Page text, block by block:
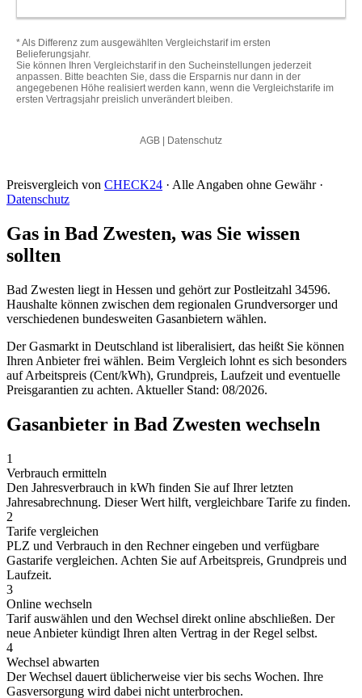
Preisvergleich von CHECK24 · Alle Angaben ohne Gewähr ·
Datenschutz
Gas in Bad Zwesten, was Sie wissen
sollten
Bad Zwesten liegt in Hessen und gehört zur Postleitzahl 34596.
Haushalte können zwischen dem regionalen Grundversorger und
verschiedenen bundesweiten Gasanbietern wählen.
Der Gasmarkt in Deutschland ist liberalisiert, das heißt Sie können
Ihren Anbieter frei wählen. Beim Vergleich lohnt es sich besonders
auf Arbeitspreis (Cent/kWh), Grundpreis, Laufzeit und eventuelle
Preisgarantien zu achten. Aktueller Stand: 08/2026.
Gasanbieter in Bad Zwesten wechseln
1
Verbrauch ermitteln
Den Jahresverbrauch in kWh finden Sie auf Ihrer letzten
Jahresabrechnung. Dieser Wert hilft, vergleichbare Tarife zu finden.
2
Tarife vergleichen
PLZ und Verbrauch in den Rechner eingeben und verfügbare
Gastarife vergleichen. Achten Sie auf Arbeitspreis, Grundpreis und
Laufzeit.
3
Online wechseln
Tarif auswählen und den Wechsel direkt online abschließen. Der
neue Anbieter kündigt Ihren alten Vertrag in der Regel selbst.
4
Wechsel abwarten
Der Wechsel dauert üblicherweise vier bis sechs Wochen. Ihre
Gasversorgung wird dabei nicht unterbrochen.